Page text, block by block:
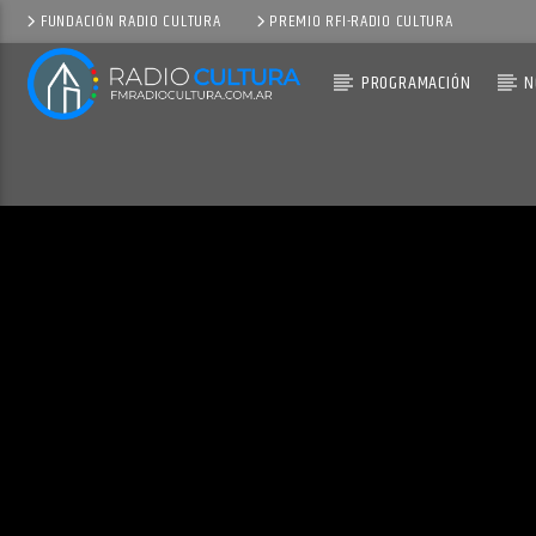
FUNDACIÓN RADIO CULTURA PREMIO RFI-RADIO CULTURA
PROGRAMACIÓN